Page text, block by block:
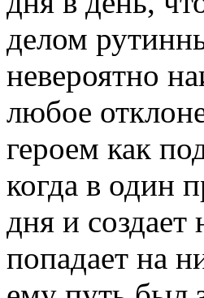
делом
невероятно
любое
героем как
когда в один
дня и создает
попадает на